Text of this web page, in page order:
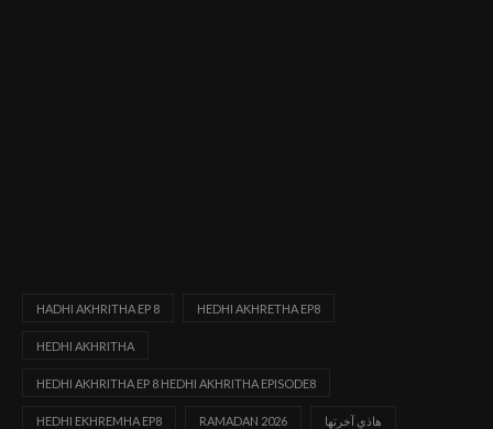
HADHI AKHRITHA EP 8 HEDHI AKHRETHA EP8
HEDHI AKHRITHA
HEDHI AKHRITHA EP 8 HEDHI AKHRITHA EPISODE8
HEDHI EKHREMHA EP8 RAMADAN 2026 هاذي آخرتها